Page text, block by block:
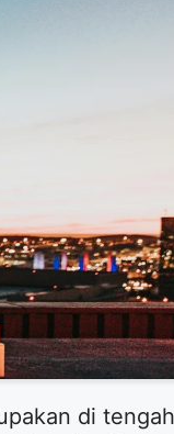
di tengah